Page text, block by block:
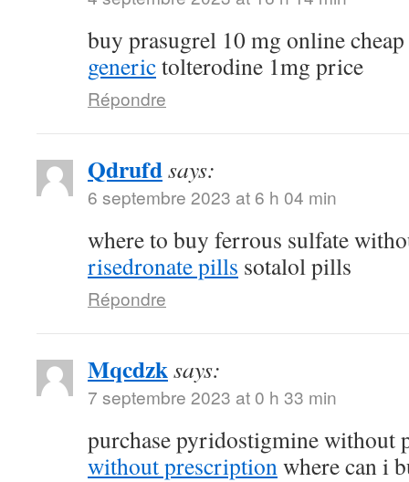
buy prasugrel 10 mg online cheap
generictolterodine 1mg price
Répondre
Qdrufdsays:
6 septembre 2023 at 6 h 04 min
where to buy ferrous sulfate
risedronate pills sotalol pills
Répondre
Mqcdzksays:
7 septembre 2023 at 0 h 33 min
purchase pyridostigmine without
without prescriptionwhere can i